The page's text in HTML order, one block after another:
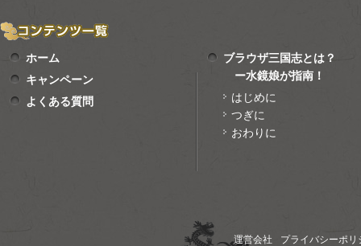
ホーム
キャンペーン
よくある質問
ブラウザ三国志とは？
ー水鏡娘が指南！
はじめに
つぎに
おわりに
運営会社 プライバシーポリ